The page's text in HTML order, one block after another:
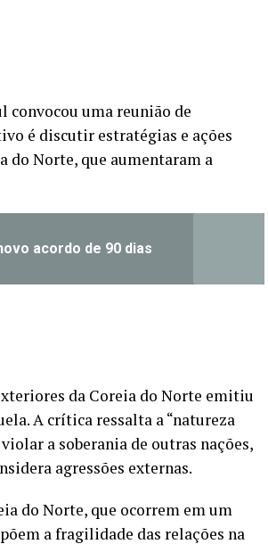
convocou uma reunião de
é discutir estratégias e ações
do Norte, que aumentaram a
acordo de 90 dias
da Coreia do Norte emitiu
A crítica ressalta a “natureza
a soberania de outras nações,
agressões externas.
do Norte, que ocorrem em um
a fragilidade das relações na